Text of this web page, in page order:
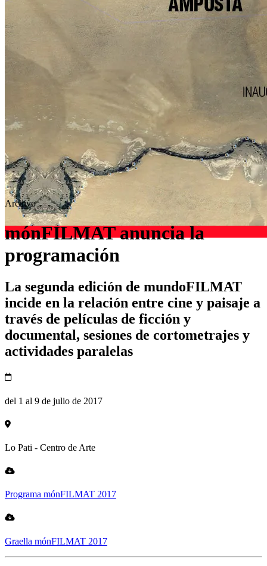
Archivo
mónFILMAT anuncia la
programación
La segunda edición de mundoFILMAT
incide en la relación entre cine y paisaje a
través de películas de ficción y
documental, sesiones de cortometrajes y
actividades paralelas
del 1 al 9 de julio de 2017
Lo Pati - Centro de Arte
Programa mónFILMAT 2017
Graella mónFILMAT 2017